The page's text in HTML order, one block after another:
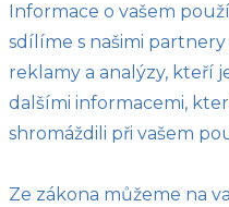
Informace o vašem
sdílíme s našimi
reklamy a analýzy, kteří
dalšími informacemi,
shromáždili při vašem
Ze zákona můžeme na